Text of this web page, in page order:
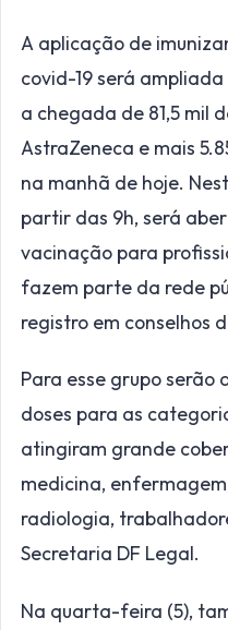
A aplicação de
covid-19 será
a chegada de 81,5 mil
AstraZeneca e mais
na manhã de hoje.
partir das 9h, será
vacinação para
fazem parte da rede
registro em conselhos
Para esse grupo serão
doses para as
atingiram grande
medicina,
radiologia,
Secretaria DF Legal.
Na quarta-feira (5),